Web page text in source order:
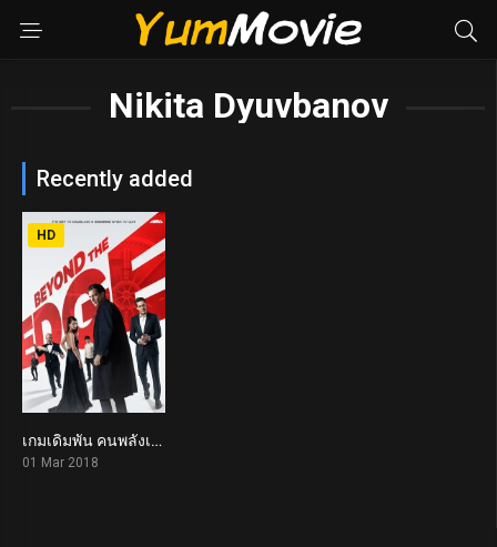
Nikita Dyuvbanov
Recently added
0
HD
เกมเดิมพัน คนพลังเหนือโลก Beyond the Edge (2018)
01 Mar 2018